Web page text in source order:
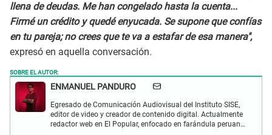
llena de deudas. Me han congelado hasta la cuenta...
Firmé un crédito y quedé enyucada. Se supone que confías
en tu pareja; no crees que te va a estafar de esa manera",
expresó en aquella conversación.
SOBRE EL AUTOR:
ENMANUEL PANDURO
Egresado de Comunicación Audiovisual del Instituto SISE,
editor de video y creador de contenido digital. Actualmente
redactor web en El Popular, enfocado en farándula peruana,